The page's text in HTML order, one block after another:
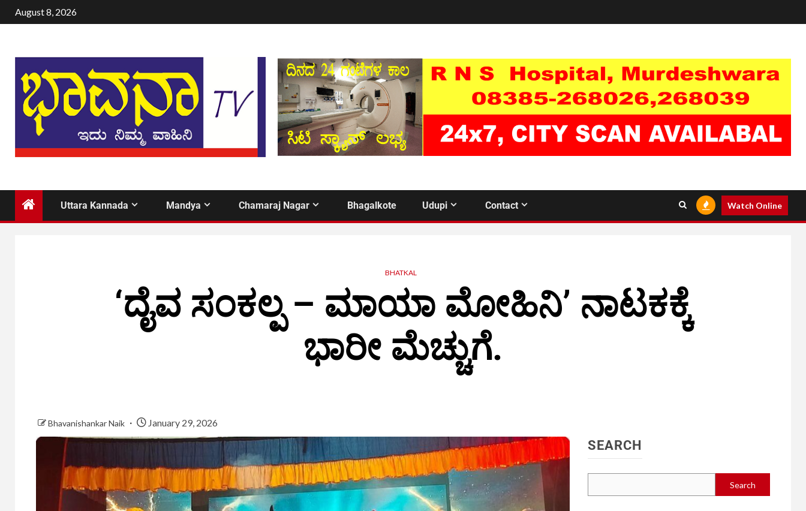
August 8, 2026
Uttara Kannada Mandya Chamaraj Nagar Bhagalkote Udupi Contact Watch Online
BHATKAL
‘ದೈವ ಸಂಕಲ್ಪ – ಮಾಯಾ ಮೋಹಿನಿ’ ನಾಟಕಕ್ಕೆ
ಭಾರೀ ಮೆಚ್ಚುಗೆ.
Bhavanishankar Naik January 29, 2026
SEARCH
Search